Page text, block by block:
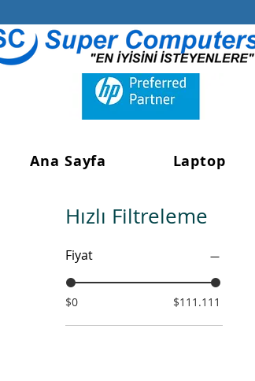
Hızlı Filtreleme
Fiyat
$0 $111.111
Ana Sayfa Laptop